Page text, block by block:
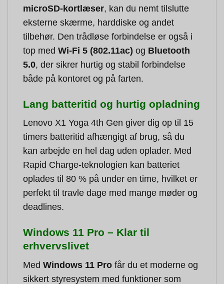
microSD-kortlæser, kan du nemt tilslutte
eksterne skærme, harddiske og andet
tilbehør. Den trådløse forbindelse er også i
top med Wi-Fi 5 (802.11ac) og Bluetooth
5.0, der sikrer hurtig og stabil forbindelse
både på kontoret og på farten.
Lang batteritid og hurtig opladning
Lenovo X1 Yoga 4th Gen giver dig op til 15
timers batteritid afhængigt af brug, så du
kan arbejde en hel dag uden oplader. Med
Rapid Charge-teknologien kan batteriet
oplades til 80 % på under en time, hvilket er
perfekt til travle dage med mange møder og
deadlines.
Windows 11 Pro – Klar til
erhvervslivet
Med Windows 11 Pro får du et moderne og
sikkert styresystem med funktioner som